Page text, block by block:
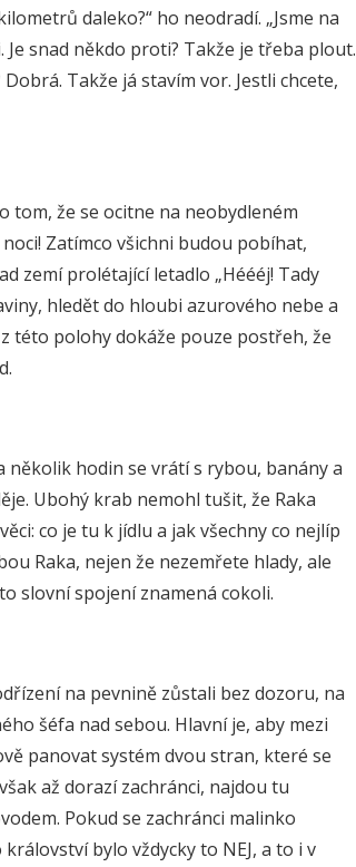
daleko?“ ho neodradí. „Jsme na
snad někdo proti? Takže je třeba plout.
Takže já stavím vor. Jestli chcete,
tom, že se ocitne na neobydleném
Zatímco všichni budou pobíhat,
zemí prolétající letadlo „Héééj! Tady
hledět do hloubi azurového nebe a
této polohy dokáže pouze postřeh, že
několik hodin se vrátí s rybou, banány a
Ubohý krab nemohl tušit, že Raka
co je tu k jídlu a jak všechny co nejlíp
Raka, nejen že nezemřete hlady, ale
slovní spojení znamená cokoli.
na pevnině zůstali bez dozoru, na
šéfa nad sebou. Hlavní je, aby mezi
panovat systém dvou stran, které se
až dorazí zachránci, najdou tu
Pokud se zachránci malinko
bylo vždycky to NEJ, a to i v